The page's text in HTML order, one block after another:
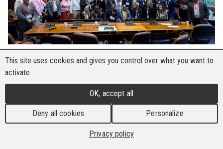
Genf, 21.–22. Oktober 2025– Die Bau- und
Holzarbeiter-Internationale (BHI) hat ihre 3.
Konferenz zu globalen multinationalen
Unternehmen (MNC) am Hauptsitz der
Internationalen Arbeitsorganisation (IAO) in Genf
abgehalten. Die zweitägige Veranstaltung brachte
This site uses cookies and gives you control over what you want to
activate
OK, accept all
Deny all cookies Personalize
Privacy policy